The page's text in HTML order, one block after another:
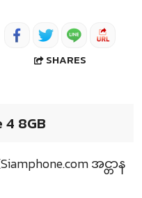
SHARES
8GB
အင္တာန